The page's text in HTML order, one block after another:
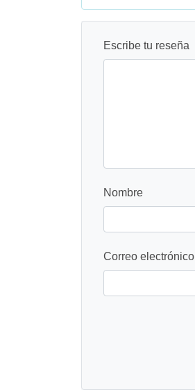
Escribe tu reseña
Nombre
Correo electrónico